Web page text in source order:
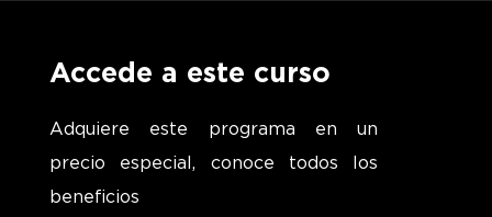
Accede a este curso
Adquiere este programa en un
precio especial, conoce todos los
beneficios